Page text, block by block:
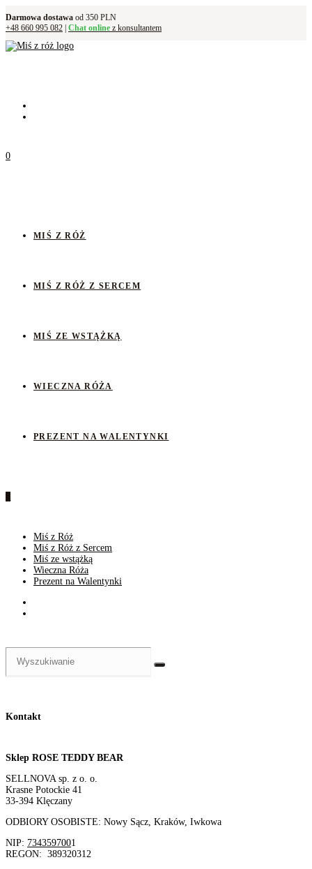
Darmowa dostawa od 350 PLN
+48 660 995 082 Chat online z konsultantem
0
MIŚ Z RÓŻ
MIŚ Z RÓŻ Z SERCEM
MIŚ ZE WSTĄŻKĄ
WIECZNA RÓŻA
PREZENT NA WALENTYNKI
Miś z Róż
Miś z Róż z Sercem
Miś ze wstążką
Wieczna Róża
Prezent na Walentynki
Kontakt
Sklep ROSE TEDDY BEAR
SELLNOVA sp. z o. o.
Krasne Potockie 41
33-394 Klęczany
ODBIORY OSOBISTE: Nowy Sącz, Kraków, Iwkowa
NIP: 7343597001
REGON: 389320312